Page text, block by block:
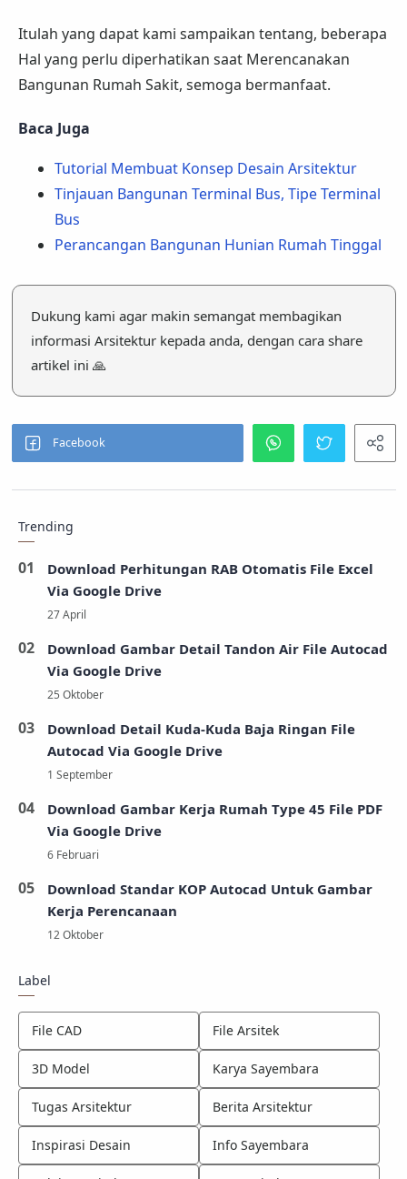
Itulah yang dapat kami sampaikan tentang, beberapa
Hal yang perlu diperhatikan saat Merencanakan
Bangunan Rumah Sakit, semoga bermanfaat.
Baca Juga
Tutorial Membuat Konsep Desain Arsitektur
Tinjauan Bangunan Terminal Bus, Tipe Terminal
Bus
Perancangan Bangunan Hunian Rumah Tinggal
Dukung kami agar makin semangat membagikan
informasi Arsitektur kepada anda, dengan cara share
artikel ini 🙏
Trending
Download Perhitungan RAB Otomatis File Excel
Via Google Drive
Download Gambar Detail Tandon Air File Autocad
Via Google Drive
Download Detail Kuda-Kuda Baja Ringan File
Autocad Via Google Drive
Download Gambar Kerja Rumah Type 45 File PDF
Via Google Drive
Download Standar KOP Autocad Untuk Gambar
Kerja Perencanaan
Label
File CAD File Arsitek
3D Model Karya Sayembara
Tugas Arsitektur Berita Arsitektur
Inspirasi Desain Info Sayembara